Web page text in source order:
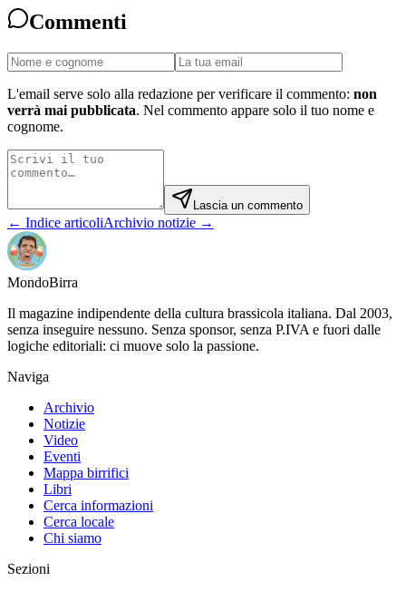
Commenti
L'email serve solo alla redazione per verificare il commento: non
verrà mai pubblicata. Nel commento appare solo il tuo nome e
cognome.
Lascia un commento
← Indice articoliArchivio notizie →
MondoBirra
Il magazine indipendente della cultura brassicola italiana. Dal 2003,
senza inseguire nessuno. Senza sponsor, senza P.IVA e fuori dalle
logiche editoriali: ci muove solo la passione.
Naviga
Archivio
Notizie
Video
Eventi
Mappa birrifici
Libri
Cerca informazioni
Cerca locale
Chi siamo
Sezioni